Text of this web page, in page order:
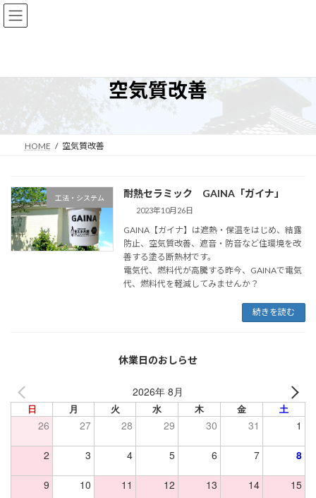
コ
ン
へ
ッ
プ
ナ
ビ
ョ
移
動
空気質改善
HOME 空気質改善
工法・システム 耐熱セラミック GAINA「ガイナ」
2023年10月26日
GAINA【ガイナ】は遮熱・保温をはじめ、結露
防止、空気質改善、遮音・防音など住環境を改
善する塗る断熱材です。
電気代、燃料代が高騰する昨今、GAINAで電気
代、燃料代を軽減してみませんか？
続きを読む
休業日のおしらせ
2026年 8月
日 月 火 水 木 金 土
26 27 28 29 30 31 1
2 3 4 5 6 7 8
9 10 11 12 13 14 15